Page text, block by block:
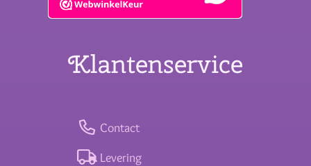
Klantenservice
Contact
Levering